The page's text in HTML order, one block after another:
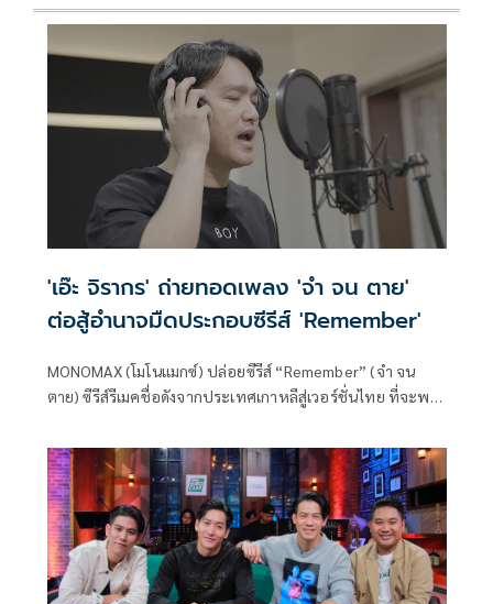
'เอ๊ะ จิรากร' ถ่ายทอดเพลง 'จำ จน ตาย'
ต่อสู้อำนาจมืดประกอบซีรีส์ 'Remember'
MONOMAX (โมโนแมกซ์) ปล่อยซีรีส์ “Remember” (จำ จน
ตาย) ซีรีส์รีเมคชื่อดังจากประเทศเกาหลีสู่เวอร์ชั่นไทย ที่จะพา
สุดเดือด “จำจนตาย” ถ่ายทอดโดยศิลปินคุณภาพ เอ๊ะ-จิรากร
สมพิทักษ์